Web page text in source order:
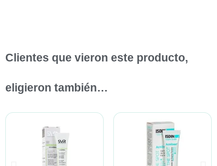
Clientes que vieron este producto,
eligieron también…